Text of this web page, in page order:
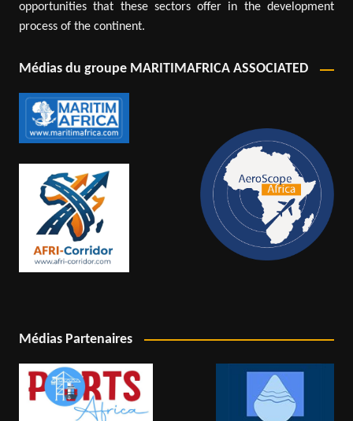
opportunities that these sectors offer in the development
process of the continent.
Médias du groupe MARITIMAFRICA ASSOCIATED
Médias Partenaires